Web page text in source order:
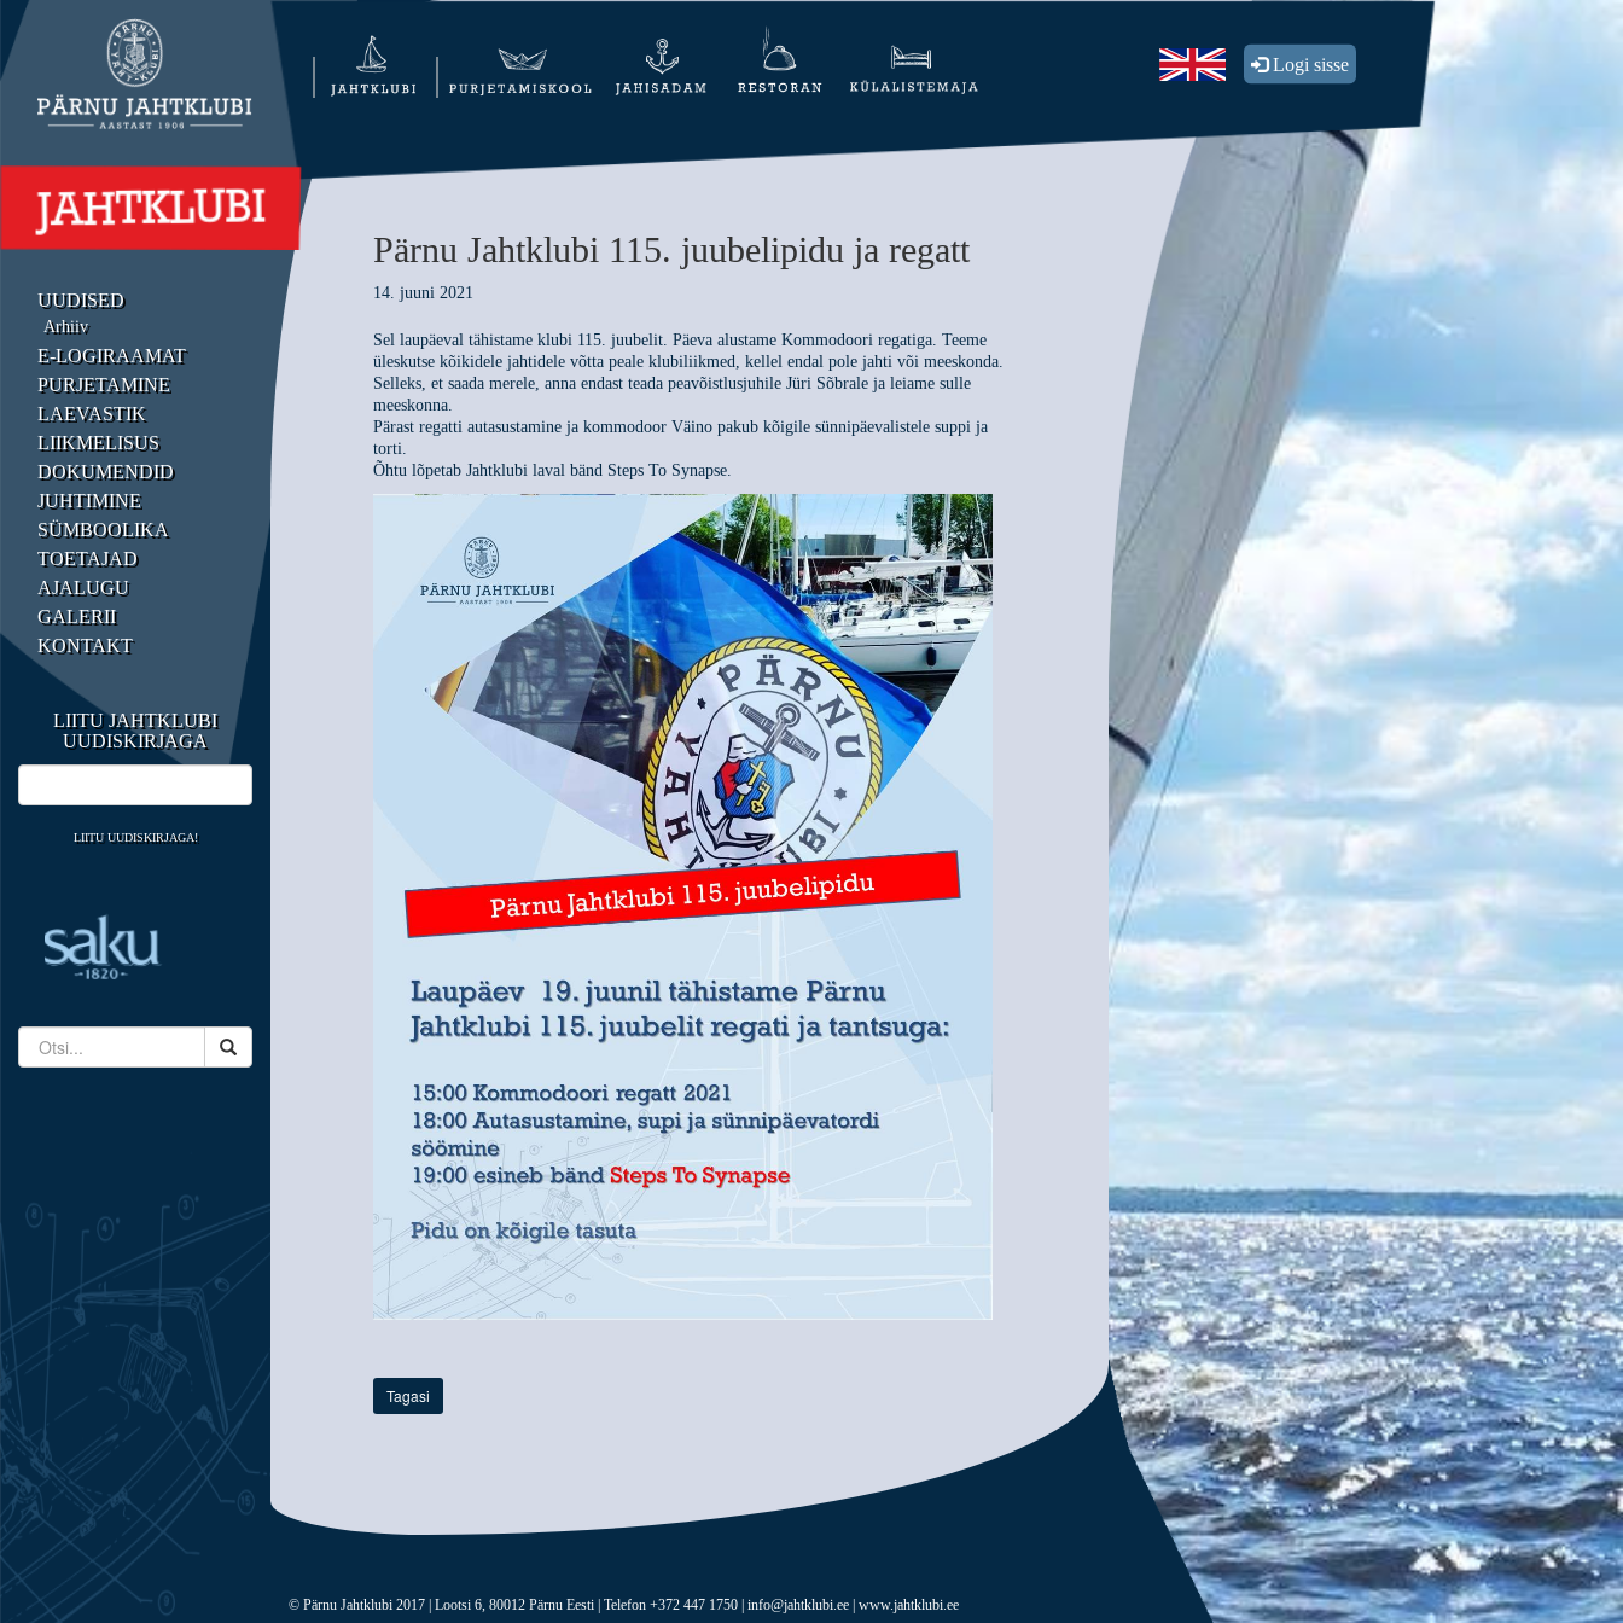
UUDISED
Arhiiv
E-LOGIRAAMAT
PURJETAMINE
LAEVASTIK
LIIKMELISUS
DOKUMENDID
JUHTIMINE
SÜMBOOLIKA
TOETAJAD
AJALUGU
GALERII
KONTAKT
LIITU JAHTKLUBI
UUDISKIRJAGA
LIITU UUDISKIRJAGA!
Logi sisse
Pärnu Jahtklubi 115. juubelipidu ja regatt
14. juuni 2021
Sel laupäeval tähistame klubi 115. juubelit. Päeva alustame Kommodoori regatiga. Teeme
üleskutse kõikidele jahtidele võtta peale klubiliikmed, kellel endal pole jahti või meeskonda.
Selleks, et saada merele, anna endast teada peavõistlusjuhile Jüri Sõbrale ja leiame sulle
meeskonna.
Pärast regatti autasustamine ja kommodoor Väino pakub kõigile sünnipäevalistele suppi ja
torti.
Õhtu lõpetab Jahtklubi laval bänd Steps To Synapse.
Tagasi
© Pärnu Jahtklubi 2017 | Lootsi 6, 80012 Pärnu Eesti | Telefon +372 447 1750 | info@jahtklubi.ee | www.jahtklubi.ee